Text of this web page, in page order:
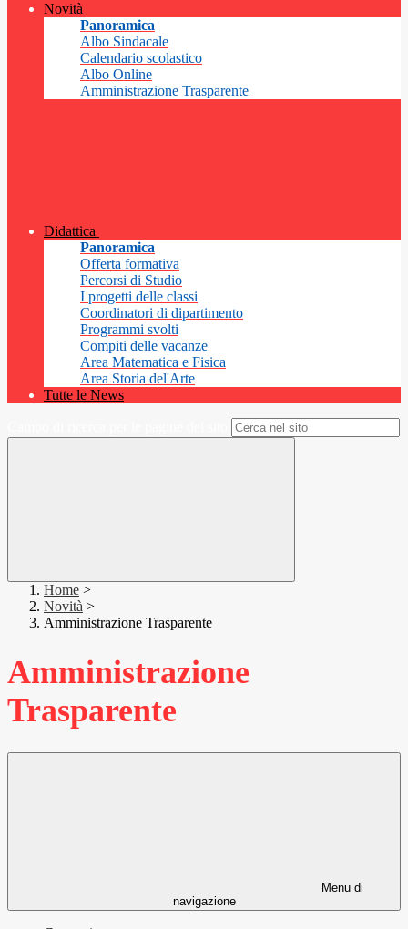
Novità
Panoramica
Albo Sindacale
Calendario scolastico
Albo Online
Amministrazione Trasparente
Didattica
Panoramica
Offerta formativa
Percorsi di Studio
I progetti delle classi
Coordinatori di dipartimento
Programmi svolti
Compiti delle vacanze
Area Matematica e Fisica
Area Storia del'Arte
Tutte le News
Home >
Novità >
Amministrazione Trasparente
Amministrazione
Trasparente
Menu di
navigazione